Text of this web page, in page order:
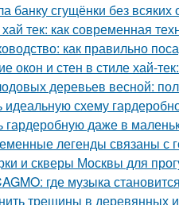
банку сгущёнки без
тек: как современная
как правильно
окон и стен в стиле хай-
деревьев весной:
идеальную схему
гардеробную даже в
легенды связаны с
и скверы Москвы для
где музыка
трещины в деревянных